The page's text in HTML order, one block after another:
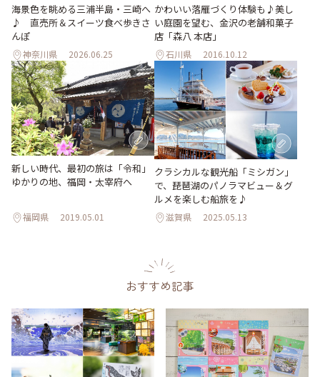
海景色を眺める三浦半島・三崎へ
♪ 直売所＆スイーツ食べ歩きさ
んぽ
神奈川県 2026.06.25
かわいい落雁づくり体験も♪美し
い庭園を望む、金沢の老舗和菓子
店「森八 本店」
石川県 2016.10.12
新しい時代、最初の旅は「令和」
ゆかりの地、福岡・太宰府へ
福岡県 2019.05.01
クラシカルな観光船「ミシガン」
で、琵琶湖のパノラマビュー＆グ
ルメを楽しむ船旅を♪
滋賀県 2025.05.13
おすすめ記事